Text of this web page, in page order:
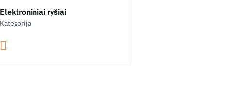
Elektroniniai ryšiai
Kategorija